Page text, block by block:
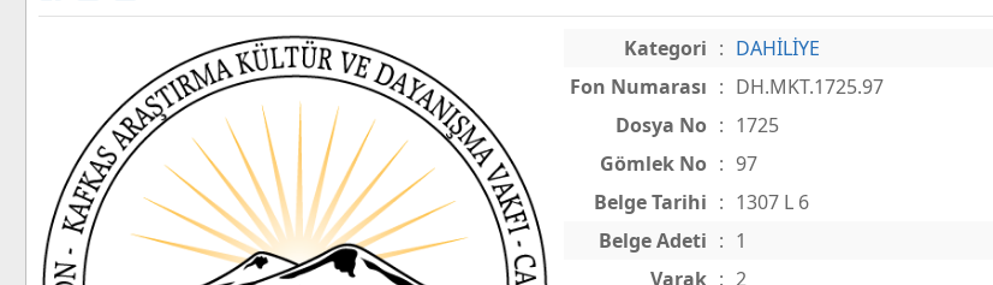
Kategori : DAHİLİYE
Fon Numarası : DH.MKT.1725.97
Dosya No : 1725
Gömlek No : 97
Belge Tarihi : 1307 L 6
Belge Adeti : 1
Varak : 2